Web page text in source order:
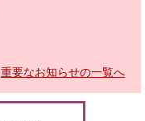
重要なお知らせの一覧へ